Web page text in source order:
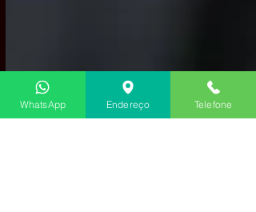
WhatsApp Endereço Telefone